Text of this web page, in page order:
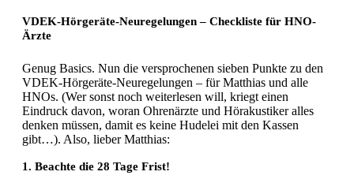
VDEK-Hörgeräte-Neuregelungen – Checkliste für HNO-
Ärzte
Genug Basics. Nun die versprochenen sieben Punkte zu den
VDEK-Hörgeräte-Neuregelungen – für Matthias und alle
HNOs. (Wer sonst noch weiterlesen will, kriegt einen
Eindruck davon, woran Ohrenärzte und Hörakustiker alles
denken müssen, damit es keine Hudelei mit den Kassen
gibt…). Also, lieber Matthias:
1. Beachte die 28 Tage Frist!